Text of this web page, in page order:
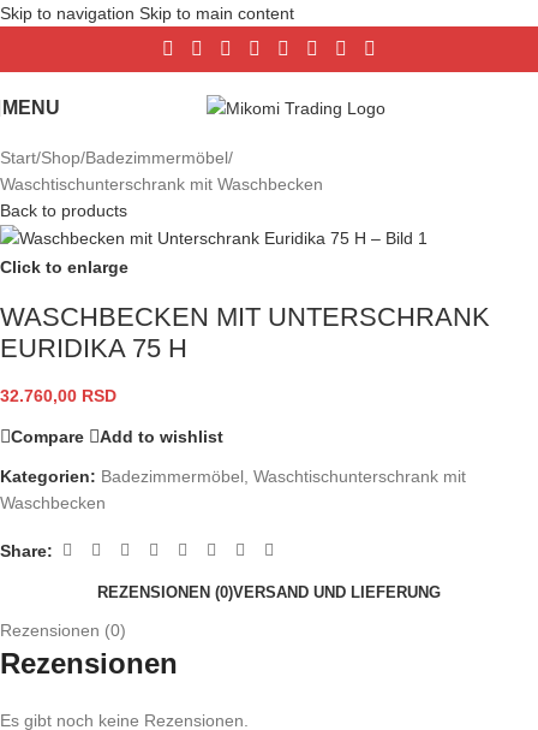
Skip to navigation Skip to main content
MENU
Start/Shop/Badezimmermöbel/
Waschtischunterschrank mit Waschbecken
Back to products
Click to enlarge
WASCHBECKEN MIT UNTERSCHRANK
EURIDIKA 75 H
32.760,00 RSD
Compare Add to wishlist
Kategorien: Badezimmermöbel, Waschtischunterschrank mit
Waschbecken
Share:
REZENSIONEN (0)VERSAND UND LIEFERUNG
Rezensionen (0)
Rezensionen
Es gibt noch keine Rezensionen.